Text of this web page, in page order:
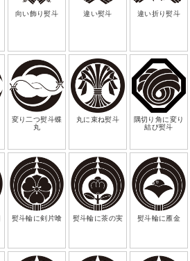
向い飾り熨斗 違い熨斗 違い折り熨斗
変り二つ熨斗蝶
丸
丸に束ね熨斗
隅切り角に変り
結び熨斗
熨斗輪に剣片喰 熨斗輪に茶の実 熨斗輪に雁金